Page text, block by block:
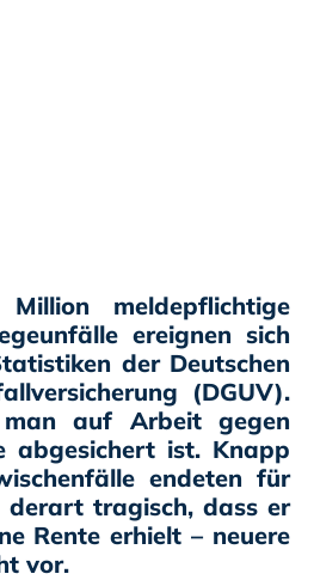
meldepflichtige
ereignen sich
der Deutschen
(DGUV).
auf Arbeit gegen
abgesichert ist. Knapp
endeten für
derart tragisch, dass er
Rente erhielt – neuere
vor.